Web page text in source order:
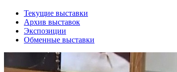
Текущие выставки
Архив выставок
Экспозиции
Обменные выставки